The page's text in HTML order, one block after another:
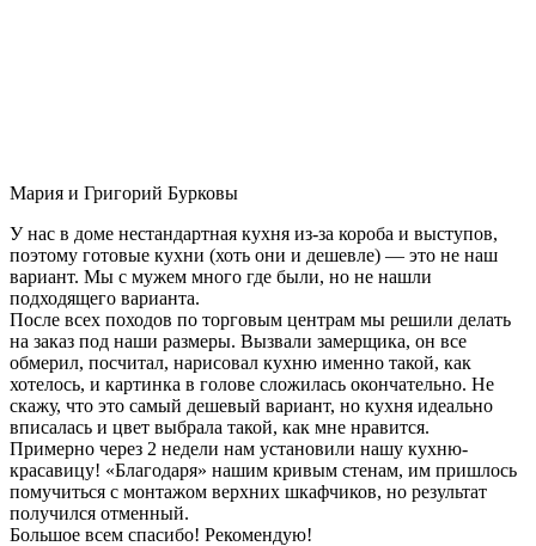
Мария и Григорий Бурковы
У нас в доме нестандартная кухня из-за короба и выступов,
поэтому готовые кухни (хоть они и дешевле) — это не наш
вариант. Мы с мужем много где были, но не нашли
подходящего варианта.
После всех походов по торговым центрам мы решили делать
на заказ под наши размеры. Вызвали замерщика, он все
обмерил, посчитал, нарисовал кухню именно такой, как
хотелось, и картинка в голове сложилась окончательно. Не
скажу, что это самый дешевый вариант, но кухня идеально
вписалась и цвет выбрала такой, как мне нравится.
Примерно через 2 недели нам установили нашу кухню-
красавицу! «Благодаря» нашим кривым стенам, им пришлось
помучиться с монтажом верхних шкафчиков, но результат
получился отменный.
Большое всем спасибо! Рекомендую!